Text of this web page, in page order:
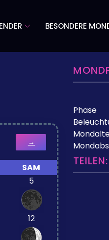
BESONDERE
→
SAM
5
12
Phase
TEILEN: